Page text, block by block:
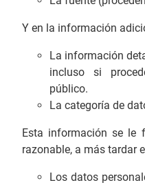
Y en la información
La información
incluso si
público.
La categoría de
Esta información se le
razonable, a más tardar
Los datos